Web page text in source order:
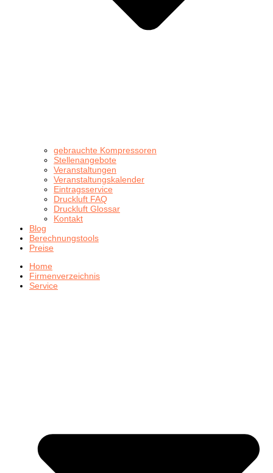
gebrauchte Kompressoren
Stellenangebote
Veranstaltungen
Veranstaltungskalender
Eintragsservice
Druckluft FAQ
Druckluft Glossar
Kontakt
Blog
Berechnungstools
Preise
Home
Firmenverzeichnis
Service